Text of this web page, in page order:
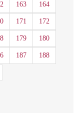
163 164
171 172
179 180
187 188